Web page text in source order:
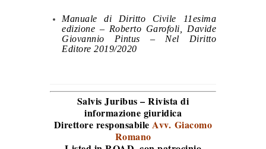
Manuale di Diritto Civile 11esima
edizione – Roberto Garofoli, Davide
Giovannio Pintus – Nel Diritto
Editore 2019/2020
Salvis Juribus – Rivista di
informazione giuridica
Direttore responsabileAvv. Giacomo
Romano